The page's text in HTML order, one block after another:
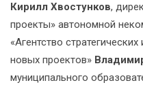
Кирилл Хвостунков,
проекты» автономной
«Агентство
новых проектов»
муниципального